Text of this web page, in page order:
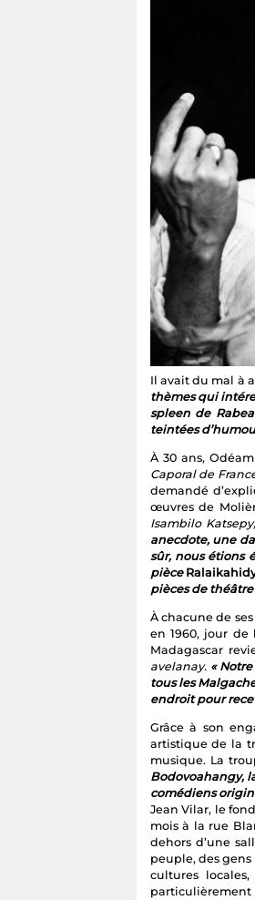
Il avait du mal à
thèmes qui
spleen de
teintées
À 30 ans,
Caporal de
demandé
œuvres de
Isambilo Katsepy,
anecdote, une
sûr, nous étions
pièce
pièces de théâtre
À chacune de
en 1960, jour de
Madagascar
avelanay. «
tous les
endroit pour
Grâce à son
artistique de la
musique. La
Bodovoahangy,
comédiens
Jean Vilar, le
mois à la rue
dehors d’une
peuple, des
cultures
particulièrement